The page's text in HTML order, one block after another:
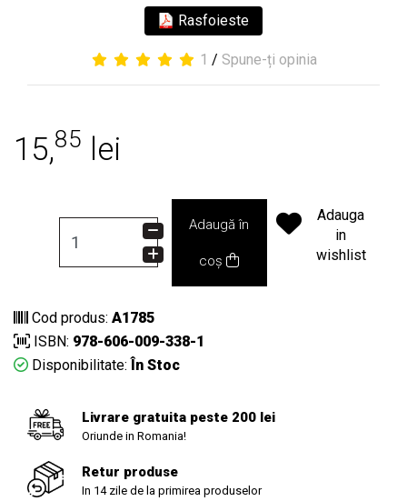
Rasfoieste
1 / Spune-ți opinia
15,85 lei
Adaugă în
coș
Adauga
in
wishlist
Cod produs: A1785
ISBN: 978-606-009-338-1
Disponibilitate: În Stoc
Livrare gratuita peste 200 lei
Oriunde in Romania!
Retur produse
In 14 zile de la primirea produselor